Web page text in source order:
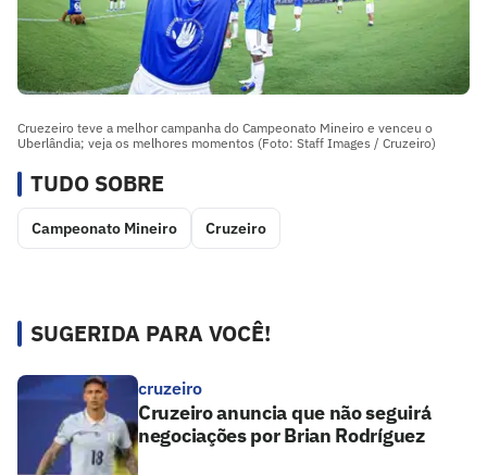
Cruezeiro teve a melhor campanha do Campeonato Mineiro e venceu o
Uberlândia; veja os melhores momentos (Foto: Staff Images / Cruzeiro)
TUDO SOBRE
Campeonato Mineiro Cruzeiro
SUGERIDA PARA VOCÊ!
cruzeiro
Cruzeiro anuncia que não seguirá
negociações por Brian Rodríguez